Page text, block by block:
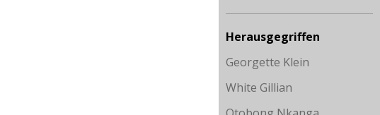
Herausgegriffen
Georgette Klein
White Gillian